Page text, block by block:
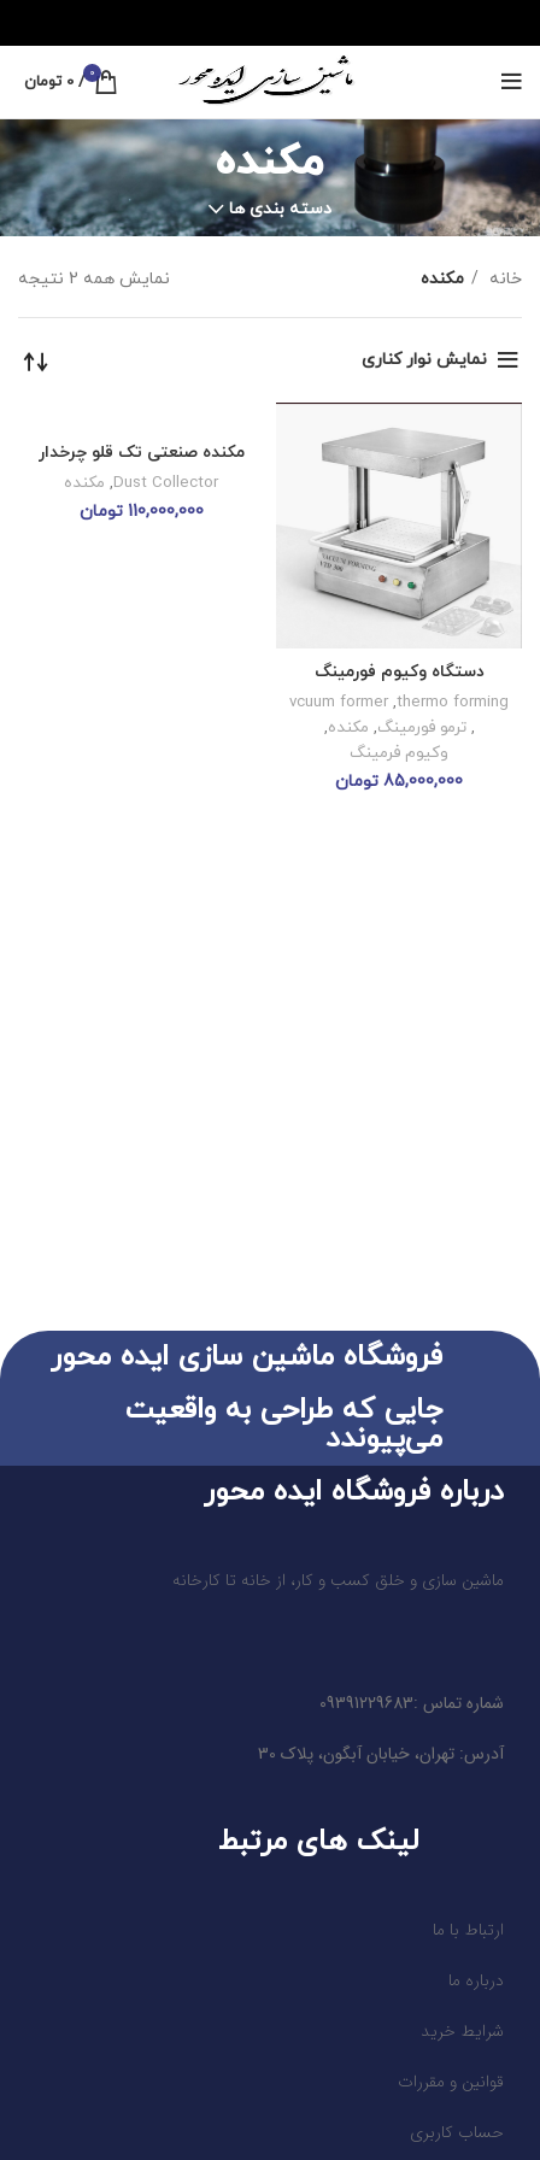
0
/
0 تومان
مکنده
دسته بندی ها
خانه مکنده نمایش همه 2 نتیجه
نمایش نوار کناری
دستگاه وکیوم فورمینگ
thermo forming
,
vcuum former
,ترمو فورمینگ, مکنده,
وکیوم فرمینگ
85,000,000 تومان
مکنده صنعتی تک قلو چرخدار
Dust Collector
, مکنده
110,000,000 تومان
فروشگاه ماشین سازی ایده محور
جایی که طراحی به واقعیت
می‌پیوندد
درباره فروشگاه ایده محور
ماشین سازی و خلق کسب و کار، از خانه تا کارخانه
شماره تماس :09391229683
آدرس: تهران، خیابان آبگون، پلاک 30
لینک های مرتبط
ارتباط با ما
درباره ما
شرایط خرید
قوانین و مقررات
حساب کاربری